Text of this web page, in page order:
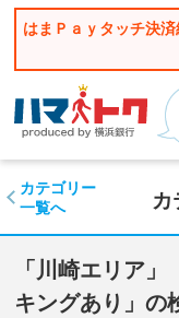
はまＰａｙタッチ決
カテゴリー
一覧へ
「川崎エリア
キングあり」の